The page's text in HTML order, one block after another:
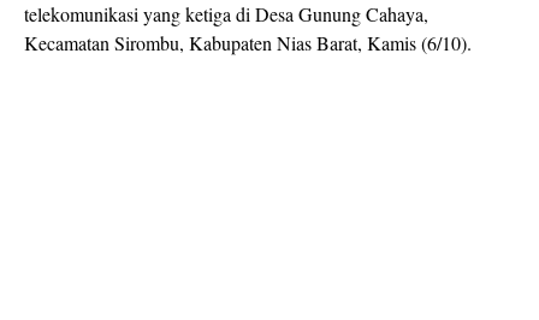
telekomunikasi yang ketiga di Desa Gunung Cahaya,
Kecamatan Sirombu, Kabupaten Nias Barat, Kamis (6/10).